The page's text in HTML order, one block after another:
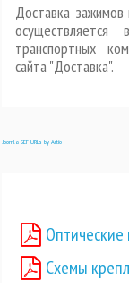
Доставка
транспортных
сайта "Доставка".
Joomla SEF URLs by Artio
Оптические
Схемы